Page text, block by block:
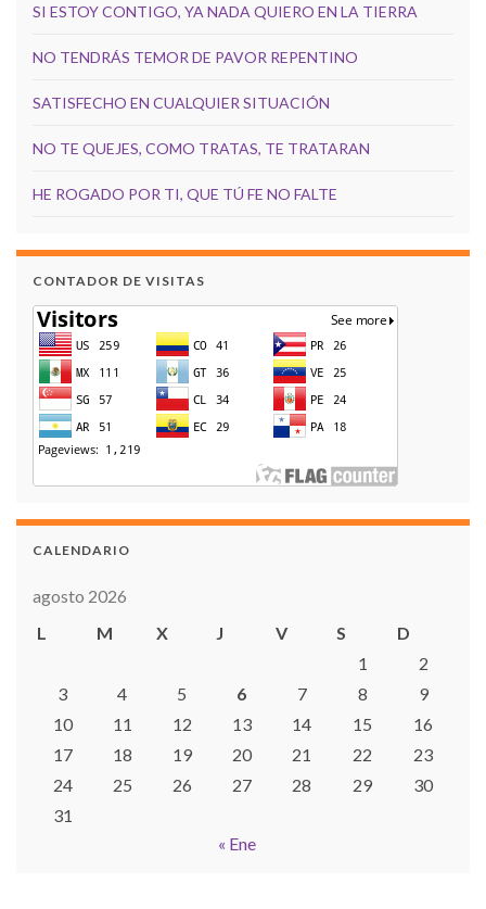
SI ESTOY CONTIGO, YA NADA QUIERO EN LA TIERRA
NO TENDRÁS TEMOR DE PAVOR REPENTINO
SATISFECHO EN CUALQUIER SITUACIÓN
NO TE QUEJES, COMO TRATAS, TE TRATARAN
HE ROGADO POR TI, QUE TÚ FE NO FALTE
CONTADOR DE VISITAS
CALENDARIO
agosto 2026
L
M X J V S
D
1
2
3
4 5 6 7 8
9
10
11 12 13 14 15
16
17
18 19 20 21 22
23
24
25 26 27 28 29
30
31
« Ene